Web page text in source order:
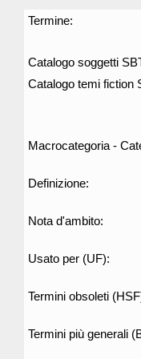
Termine:
Catalogo soggetti
Catalogo temi fiction
Macrocategoria -
Definizione:
Nota d'ambito:
Usato per (UF):
Termini obsoleti
Termini più generali